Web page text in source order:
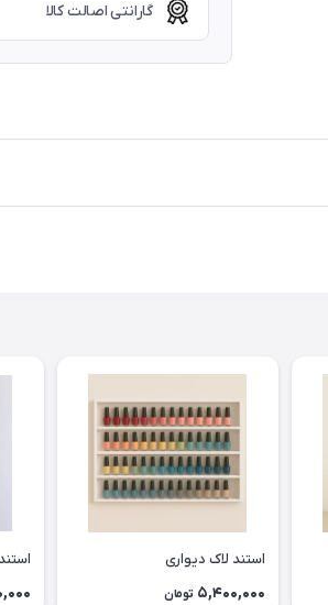
گارانتی اصالت کالا
استند لاک دیواری
5,400,000 تومان